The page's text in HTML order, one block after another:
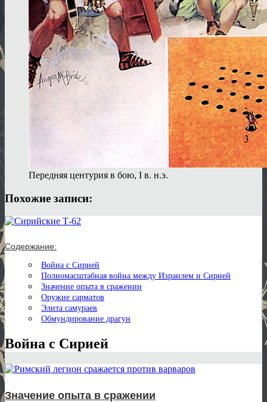
Передняя центурия в бою, I в. н.э.
Похожие записи:
Содержание:
Война с Сирией
Полномасштабная война между Израилем и Сирией
Значение опыта в сражении
Оружие сарматов
Элита самураев
Обмундирование драгун
Война с Сирией
Значение опыта в сражении